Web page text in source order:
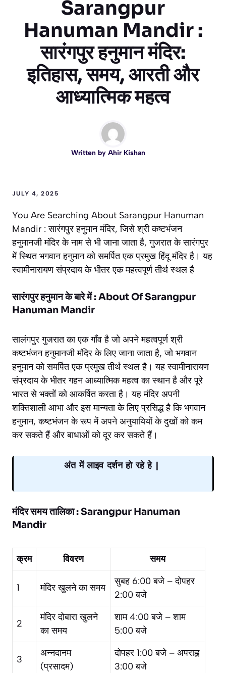
Sarangpur
Hanuman Mandir :
सारंगपुर हनुमान मंदिर:
इतिहास, समय, आरती और
आध्यात्मिक महत्व
Written by Ahir Kishan
JULY 4, 2025
You Are Searching About Sarangpur Hanuman
Mandir : सारंगपुर हनुमान मंदिर, जिसे श्री कष्टभंजन
हनुमानजी मंदिर के नाम से भी जाना जाता है, गुजरात के सारंगपुर
में स्थित भगवान हनुमान को समर्पित एक प्रमुख हिंदू मंदिर है। यह
स्वामीनारायण संप्रदाय के भीतर एक महत्वपूर्ण तीर्थ स्थल है
सारंगपुर हनुमान के बारे में : About Of Sarangpur
Hanuman Mandir
सालंगपुर गुजरात का एक गाँव है जो अपने महत्वपूर्ण श्री
कष्टभंजन हनुमानजी मंदिर के लिए जाना जाता है, जो भगवान
हनुमान को समर्पित एक प्रमुख तीर्थ स्थल है। यह स्वामीनारायण
संप्रदाय के भीतर गहन आध्यात्मिक महत्व का स्थान है और पूरे
भारत से भक्तों को आकर्षित करता है। यह मंदिर अपनी
शक्तिशाली आभा और इस मान्यता के लिए प्रसिद्ध है कि भगवान
हनुमान, कष्टभंजन के रूप में अपने अनुयायियों के दुखों को कम
कर सकते हैं और बाधाओं को दूर कर सकते हैं।
अंत में लाइव दर्शन हो रहे हे |
मंदिर समय तालिका : Sarangpur Hanuman
Mandir
क्रम विवरण समय
1 मंदिर खुलने का समय
सुबह 6:00 बजे – दोपहर
2:00 बजे
2
मंदिर दोबारा खुलने
का समय
शाम 4:00 बजे – शाम
5:00 बजे
3
अन्नदानम
(प्रसादम)
दोपहर 1:00 बजे – अपराह्न
3:00 बजे